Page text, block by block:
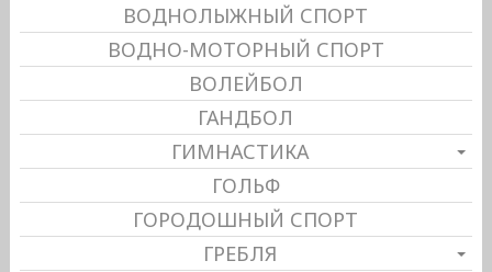
ВОДНОЛЫЖНЫЙ СПОРТ
ВОДНО-МОТОРНЫЙ СПОРТ
ВОЛЕЙБОЛ
ГАНДБОЛ
ГИМНАСТИКА
ГОЛЬФ
ГОРОДОШНЫЙ СПОРТ
ГРЕБЛЯ